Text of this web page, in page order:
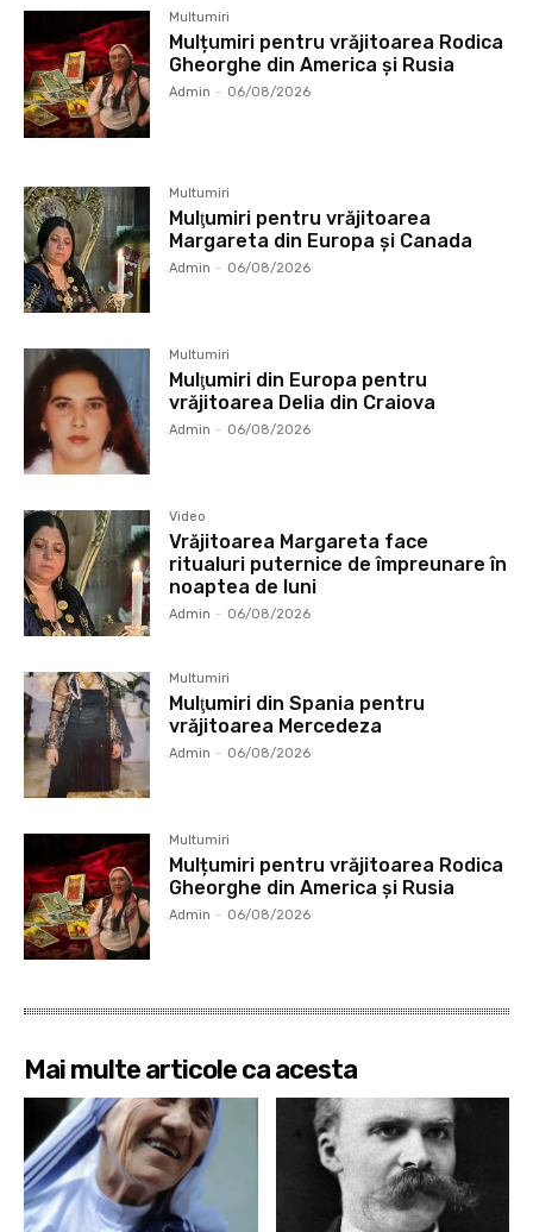
Multumiri
Mulțumiri pentru vrăjitoarea Rodica
Gheorghe din America și Rusia
Admin - 06/08/2026
Multumiri
Mulţumiri pentru vrăjitoarea
Margareta din Europa și Canada
Admin - 06/08/2026
Multumiri
Mulţumiri din Europa pentru
vrăjitoarea Delia din Craiova
Admin - 06/08/2026
Video
Vrăjitoarea Margareta face
ritualuri puternice de împreunare în
noaptea de luni
Admin - 06/08/2026
Multumiri
Mulţumiri din Spania pentru
vrăjitoarea Mercedeza
Admin - 06/08/2026
Multumiri
Mulțumiri pentru vrăjitoarea Rodica
Gheorghe din America și Rusia
Admin - 06/08/2026
Mai multe articole ca acesta